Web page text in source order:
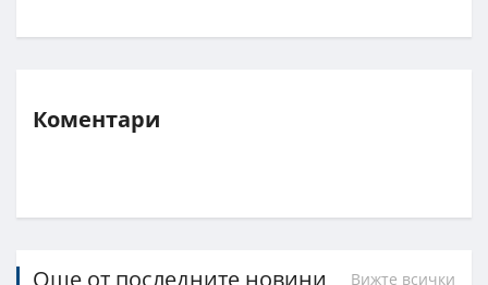
Коментари
Още от последните новини Вижте всички